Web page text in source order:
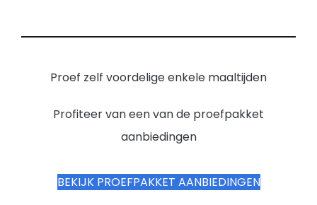
Proef zelf voordelige enkele maaltijden
Profiteer van een van de proefpakket
aanbiedingen
BEKIJK PROEFPAKKET AANBIEDINGEN